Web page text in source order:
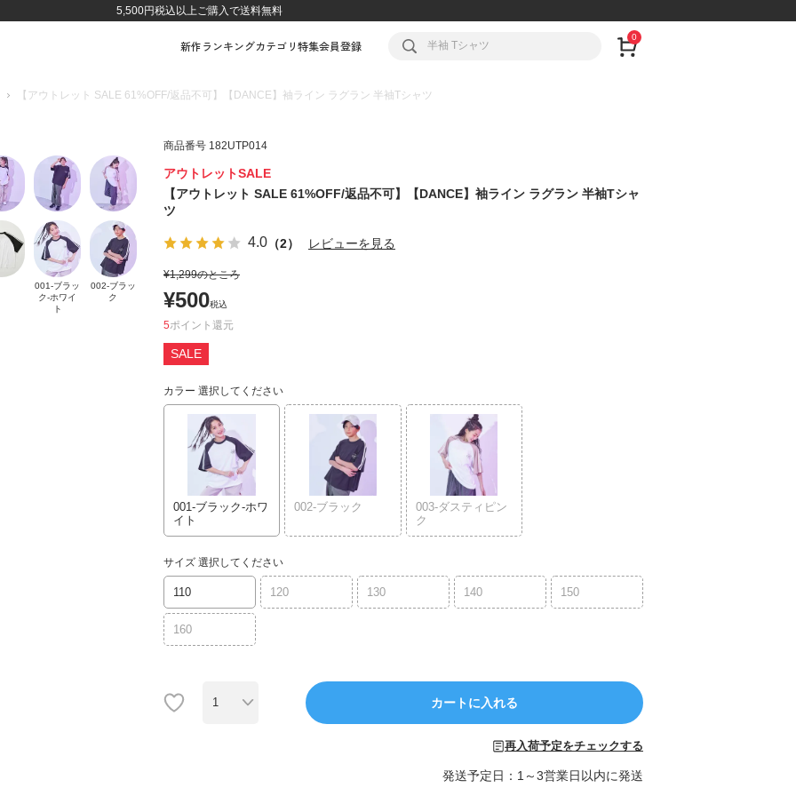
5,500円税込以上ご購入で送料無料
新作ランキングカテゴリ特集会員登録
0
【アウトレット SALE 61%OFF/返品不可】【DANCE】袖ライン ラグラン 半袖Tシャツ
001-ブラッ
ク-ホワイ
ト
002-ブラッ
ク
商品番号 182UTP014
アウトレットSALE
【アウトレット SALE 61%OFF/返品不可】【DANCE】袖ライン ラグラン 半袖Tシャ
ツ
4.0 （2） レビューを見る
¥1,299のところ
¥500税込
5ポイント
SALE
カラー 選択してください
001-ブラック-ホワ
イト
002-ブラック
003-ダスティピン
ク
サイズ 選択してください
110 120 130 140 150
160
カートに入れる
再入荷予定をチェックする
発送予定日：1～3営業日以内に発送